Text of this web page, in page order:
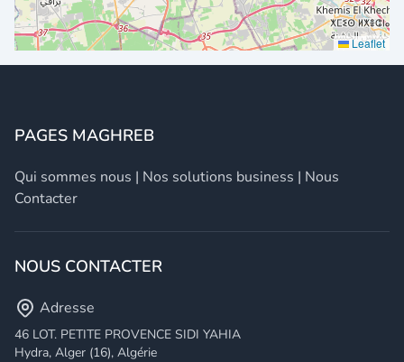
Leaflet
PAGES MAGHREB
Qui sommes nous | Nos solutions business | Nous
Contacter
NOUS CONTACTER
Adresse
46 LOT. PETITE PROVENCE SIDI YAHIA
Hydra, Alger (16), Algérie